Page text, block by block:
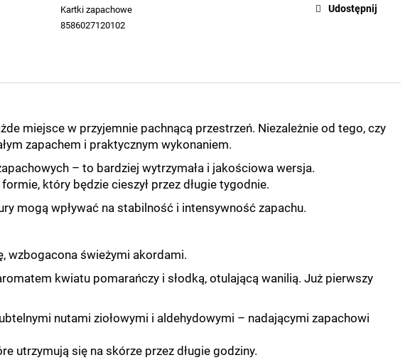
Kartki zapachowe
8586027120102
Udostępnij
miejsce w przyjemnie pachnącą przestrzeń. Niezależnie od tego, czy
zapachem i praktycznym wykonaniem.
– to bardziej wytrzymała i jakościowa wersja.
który będzie cieszył przez długie tygodnie.
mogą wpływać na stabilność i intensywność zapachu.
wzbogacona świeżymi akordami.
kwiatu pomarańczy i słodką, otulającą wanilią. Już pierwszy
nutami ziołowymi i aldehydowymi – nadającymi zapachowi
utrzymują się na skórze przez długie godziny.